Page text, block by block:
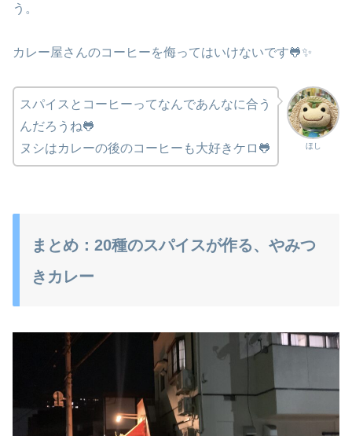
う。
カレー屋さんのコーヒーを侮ってはいけないです🐸✨
ほし
スパイスとコーヒーってなんであんなに合う
んだろうね🐸
ヌシはカレーの後のコーヒーも大好きケロ🐸
まとめ：20種のスパイスが作る、やみつ
きカレー